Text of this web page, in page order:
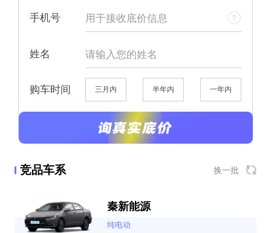
手机号
姓名
购车时间 三月内 半年内 一年内
竞品车系 换一批
秦新能源
纯电动